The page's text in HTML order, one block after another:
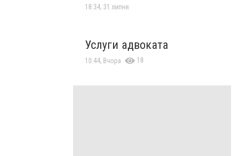
18:34, 31 липня
Услуги адвоката
10:44, Вчора 18